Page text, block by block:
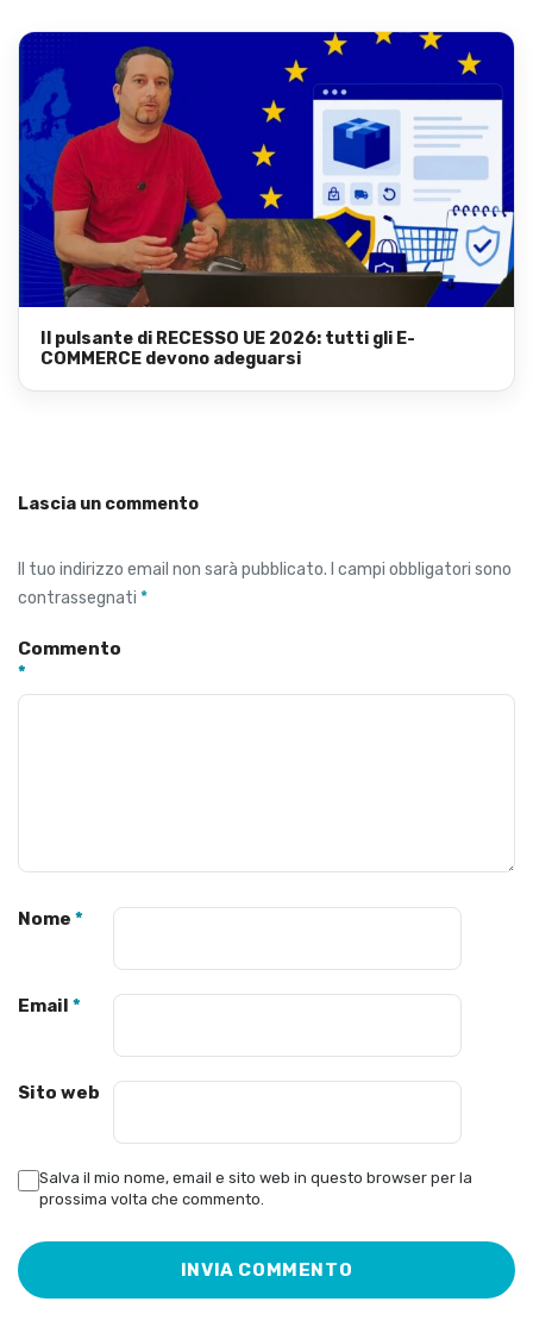
Il pulsante di RECESSO UE 2026: tutti gli E-
COMMERCE devono adeguarsi
Lascia un commento
Il tuo indirizzo email non sarà pubblicato. I campi obbligatori sono
contrassegnati *
Commento
*
Nome *
Email *
Sito web
Salva il mio nome, email e sito web in questo browser per la
prossima volta che commento.